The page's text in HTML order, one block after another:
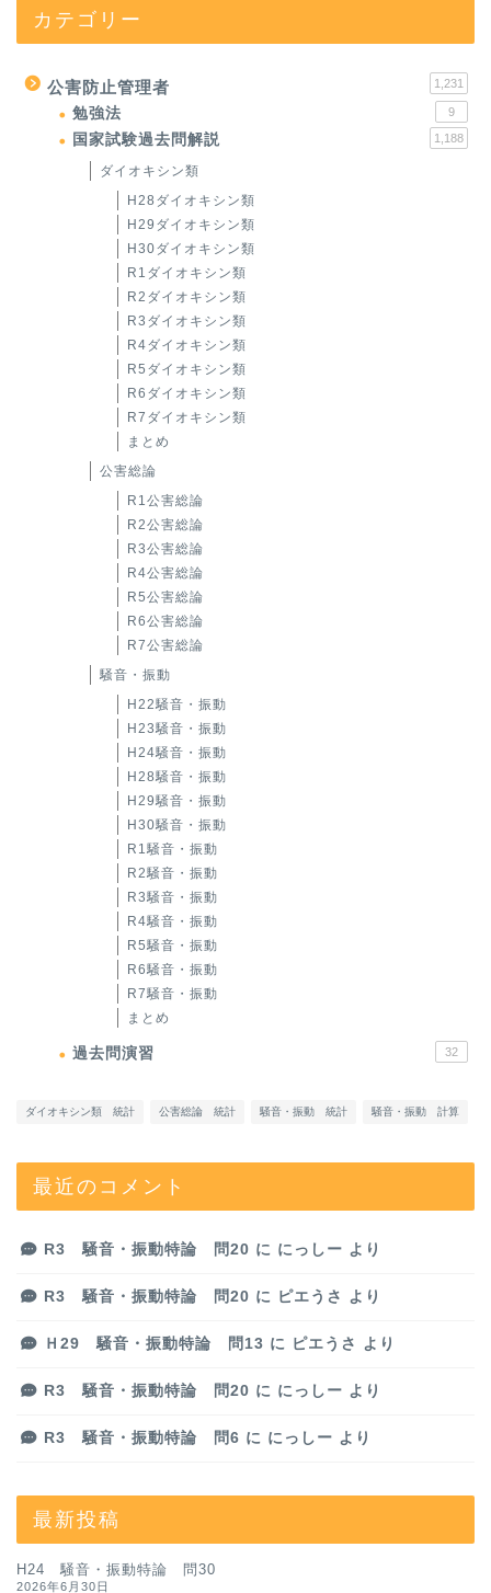
カテゴリー
公害防止管理者 1,231
勉強法 9
国家試験過去問解説 1,188
ダイオキシン類
H28ダイオキシン類
H29ダイオキシン類
H30ダイオキシン類
R1ダイオキシン類
R2ダイオキシン類
R3ダイオキシン類
R4ダイオキシン類
R5ダイオキシン類
R6ダイオキシン類
R7ダイオキシン類
まとめ
公害総論
R1公害総論
R2公害総論
R3公害総論
R4公害総論
R5公害総論
R6公害総論
R7公害総論
騒音・振動
H22騒音・振動
H23騒音・振動
H24騒音・振動
H28騒音・振動
H29騒音・振動
H30騒音・振動
R1騒音・振動
R2騒音・振動
R3騒音・振動
R4騒音・振動
R5騒音・振動
R6騒音・振動
R7騒音・振動
まとめ
過去問演習 32
ダイオキシン類 統計 公害総論 統計 騒音・振動 統計 騒音・振動 計算
最近のコメント
R3 騒音・振動特論 問20 に にっしー より
R3 騒音・振動特論 問20 に ピエうさ より
Ｈ29 騒音・振動特論 問13 に ピエうさ より
R3 騒音・振動特論 問20 に にっしー より
R3 騒音・振動特論 問6 に にっしー より
最新投稿
H24 騒音・振動特論 問30
2026年6月30日